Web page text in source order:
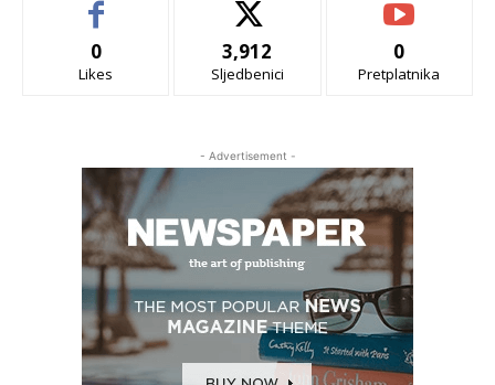
0
Likes
3,912
Sljedbenici
0
Pretplatnika
- Advertisement -